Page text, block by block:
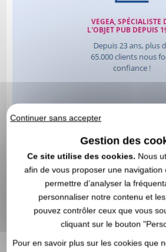
Continuer sans accepter
Gestion des
Ce site utilise des cookies. Nous
afin de vous proposer une
permettre d’analyser la
personnaliser notre contenu et
pouvez contrôler ceux que vous
cliquant sur le bouton
Pour en savoir plus sur les cookies que